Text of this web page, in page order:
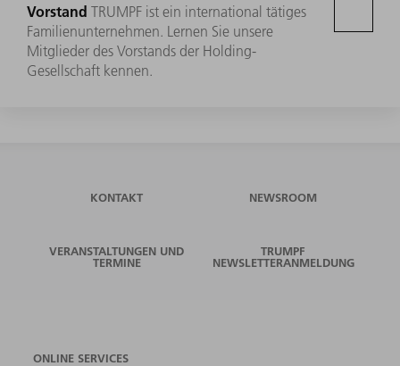
Vorstand TRUMPF ist ein international tätiges
Familienunternehmen. Lernen Sie unsere
Mitglieder des Vorstands der Holding-
Gesellschaft kennen.
KONTAKT NEWSROOM
VERANSTALTUNGEN UND
TERMINE
TRUMPF
NEWSLETTERANMELDUNG
ONLINE SERVICES